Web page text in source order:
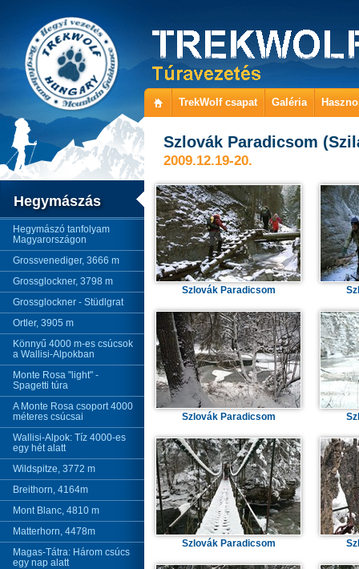
TrekWolf csapat Galéria
Hegymászás
Hegymászó tanfolyam
Magyarországon
Grossvenediger, 3666 m
Grossglockner, 3798 m
Grossglockner - Stüdlgrat
Ortler, 3905 m
Könnyű 4000 m-es csúcsok
a Wallisi-Alpokban
Monte Rosa "light" -
Spagetti túra
A Monte Rosa csoport 4000
méteres csúcsai
Wallisi-Alpok: Tíz 4000-es
egy hét alatt
Wildspitze, 3772 m
Breithorn, 4164m
Mont Blanc, 4810 m
Matterhorn, 4478m
Magas-Tátra: Három csúcs
egy nap alatt
Szlovák Paradicsom
2009.12.19-20.
Szlovák Paradicsom
Szlovák Paradicsom
Szlovák Paradicsom